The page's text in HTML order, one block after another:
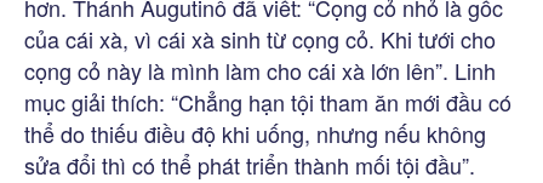
hơn. Thánh Âugutinô đã viết: “Cọng cỏ nhỏ là gốc
của cái xà, vì cái xà sinh từ cọng cỏ. Khi tưới cho
cọng cỏ này là mình làm cho cái xà lớn lên”. Linh
mục giải thích: “Chẳng hạn tội tham ăn mới đầu có
thể do thiếu điều độ khi uống, nhưng nếu không
sửa đổi thì có thể phát triển thành mối tội đầu”.